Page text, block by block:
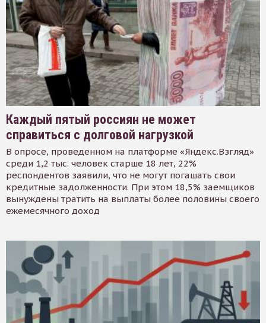
Каждый пятый россиян не может
справиться с долговой нагрузкой
В опросе, проведенном на платформе «Яндекс.Взгляд»
среди 1,2 тыс. человек старше 18 лет, 22%
респондентов заявили, что не могут погашать свои
кредитные задолженности. При этом 18,5% заемщиков
вынуждены тратить на выплаты более половины своего
ежемесячного доход